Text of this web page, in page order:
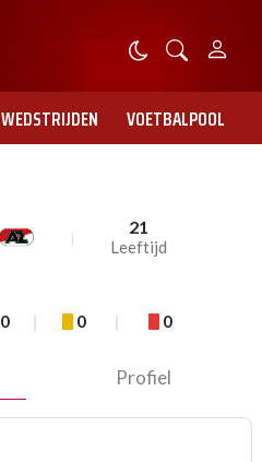
WEDSTRIJDEN VOETBALPOOL
21
Leeftijd
0 0 0
Profiel